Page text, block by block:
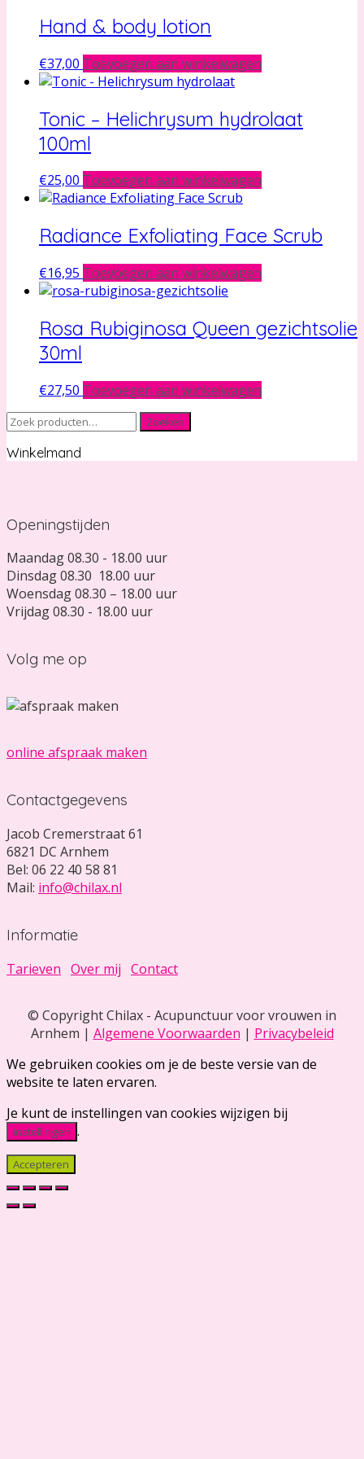
Hand & body lotion
€37,00 Toevoegen aan winkelwagen
Tonic – Helichrysum hydrolaat
100ml
€25,00 Toevoegen aan winkelwagen
Radiance Exfoliating Face Scrub
€16,95 Toevoegen aan winkelwagen
Rosa Rubiginosa Queen gezichtsolie
30ml
€27,50 Toevoegen aan winkelwagen
Zoeken
naar:
Zoeken
Winkelmand
Openingstijden
Maandag 08.30 - 18.00 uur
Dinsdag 08.30 18.00 uur
Woensdag 08.30 – 18.00 uur
Vrijdag 08.30 - 18.00 uur
Volg me op
online afspraak maken
Contactgegevens
Jacob Cremerstraat 61
6821 DC Arnhem
Bel: 06 22 40 58 81
Mail: info@chilax.nl
Informatie
Tarieven Over mij Contact
© Copyright Chilax - Acupunctuur voor vrouwen in
Arnhem | Algemene Voorwaarden | Privacybeleid
We gebruiken cookies om je de beste versie van de
website te laten ervaren.
Je kunt de instellingen van cookies wijzigen bij
instellingen .
Accepteren